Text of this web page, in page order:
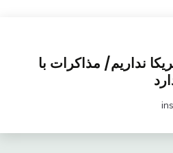
نداریم/ مذاکرات با